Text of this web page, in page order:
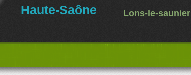
Haute-Saône
Lons-le-saunier